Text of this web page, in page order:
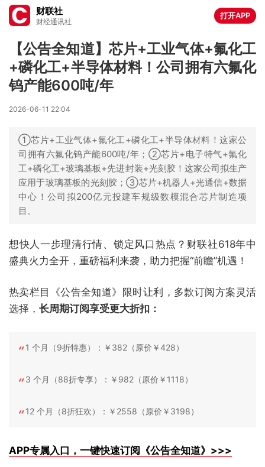
财联社
财经通讯社
打开APP
【公告全知道】芯片+工业气体+氟化工
+磷化工+半导体材料！公司拥有六氟化
钨产能600吨/年
2026-06-11 22:04
①芯片+工业气体+氟化工+磷化工+半导体材料！这家公
司拥有六氟化钨产能600吨/年；②芯片+电子特气+氟化
工+磷化工+玻璃基板+先进封装+光刻胶！这家公司拟生产
应用于玻璃基板的光刻胶；③芯片+机器人+光通信+数据
中心！公司拟200亿元投建车规级数模混合芯片制造项
目。
想快人一步理清行情、锁定风口热点？财联社618年中
盛典火力全开，重磅福利来袭，助力把握“前瞻”机遇！
热卖栏目《公告全知道》限时让利，多款订阅方案灵活
选择， 长周期订阅享受更大折扣：
1 个月（9折特惠）：￥382（原价￥428）
3 个月（88折专享）：￥982（原价￥1118）
12 个月（8折狂欢）：￥2558（原价￥3198）
APP专属入口，一键快速订阅《公告全知道》>>>